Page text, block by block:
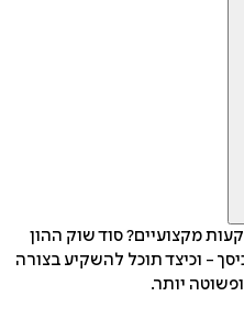
מקצועיים? סוד שוק ההון
- וכיצד תוכל להשקיע בצורה
יותר.